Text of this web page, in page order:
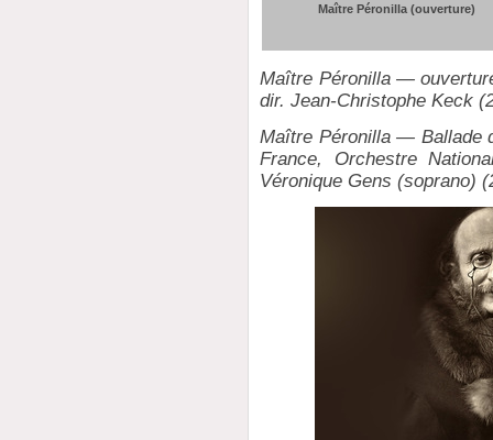
Maître Péronilla (ouverture)
Maître Péronilla —
dir. Jean-Christophe Keck
Maître Péronilla — Ballade
France, Orchestre
Véronique Gens (soprano)